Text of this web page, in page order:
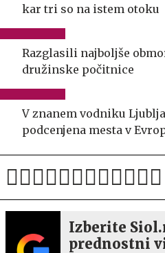
kar tri so na istem otoku
Razglasili najboljše
družinske počitnice
V znanem vodniku
podcenjena mesta v
Izberite
prednostni